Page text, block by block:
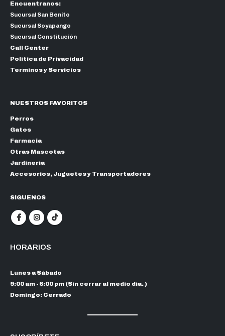
Encuentranos:
Sucursal San Benito
Sucursal Soyapango
Sucursal Constitución
Call Center
Politica de Privacidad
Terminos y Servicios
NUESTROS FAVORITOS
Perros
Gatos
Farmacia
Otras Mascotas
Jardinería
Accesorios, Juguetes y Transportadores
SIGUENOS
HORARIOS
Lunes a Sábado
9:00 am - 6:00 pm (Sin cerrar al medio día. )
Domingo: Cerrado